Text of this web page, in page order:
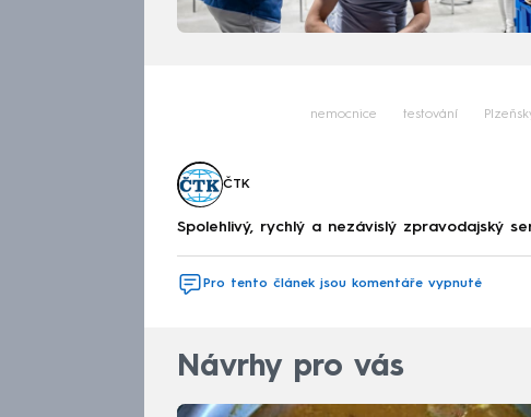
nemocnice testování
ČTK
Spolehlivý, rychlý a nezávislý zpravodajský
Pro tento článek jsou komentáře vypnuté
Návrhy pro vás